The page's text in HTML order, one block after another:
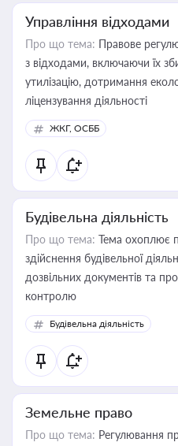
Управління відходами
Про що тема: Правове
з відходами, включаючи їх
утилізацію, дотримання
ліцензування діяльності
ЖКГ, ОСББ
Будівельна діяльність
Про що тема: Тема охоплює
здійснення будівельної
дозвільних документів та
контролю
Будівельна діяльність
Земельне право
Про що тема: Регулювання